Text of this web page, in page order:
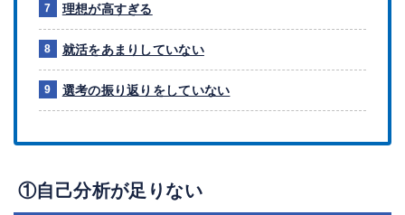
理想が高すぎる
就活をあまりしていない
選考の振り返りをしていない
①自己分析が足りない